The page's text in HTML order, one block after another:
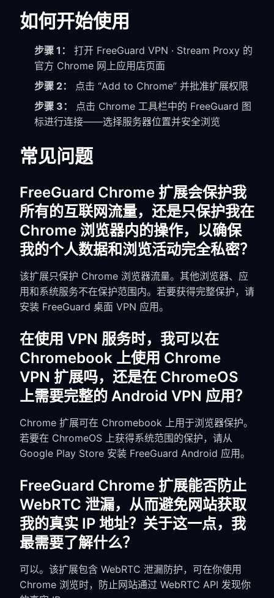
如何开始使用
步骤 1：
打开 FreeGuard VPN · Stream Proxy 的
官方 Chrome 网上应用店页面
步骤 2：
点击 “Add to Chrome” 并批准扩展权限
步骤 3：
点击 Chrome 工具栏中的 FreeGuard 图
标进行连接——选择服务器位置并安全浏览
常见问题
FreeGuard Chrome 扩展会保护我
所有的互联网流量，还是只保护我在
Chrome 浏览器内的操作，以确保
我的个人数据和浏览活动完全私密？
该扩展只保护 Chrome 浏览器流量。其他浏览器、应
用和系统服务不在保护范围内。若要获得完整保护，请
安装 FreeGuard 桌面 VPN 应用。
在使用 VPN 服务时，我可以在
Chromebook 上使用 Chrome
VPN 扩展吗，还是在 ChromeOS
上需要完整的 Android VPN 应用？
Chrome 扩展可在 Chromebook 上用于浏览器保护。
若要在 ChromeOS 上获得系统范围的保护，请从
Google Play Store 安装 FreeGuard Android 应用。
FreeGuard Chrome 扩展能否防止
WebRTC 泄漏，从而避免网站获取
我的真实 IP 地址？关于这一点，我
最需要了解什么？
可以。该扩展包含 WebRTC 泄漏防护，可在你使用
Chrome 浏览时，防止网站通过 WebRTC API 发现你